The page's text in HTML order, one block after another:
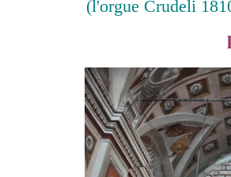
(l'orgue Crudeli